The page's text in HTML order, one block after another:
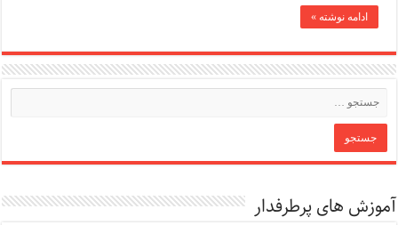
ادامه نوشته »
آموزش های پرطرفدار